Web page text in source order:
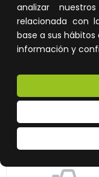
analizar
relacionada con
base a sus
información y
2.112,00
Impuestos no
AÑADIR A LA
Añade al carrito y sigue el
disponibilidad y los
profesionales.